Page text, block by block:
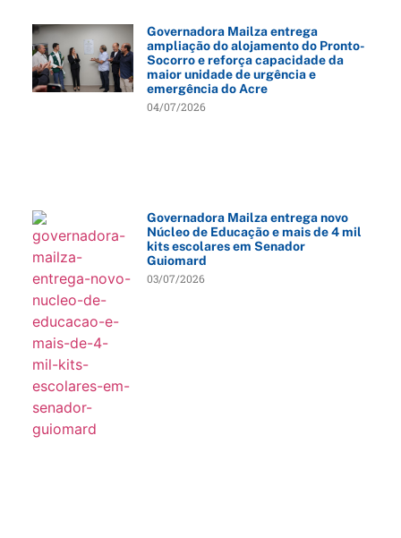
Governadora Mailza entrega
ampliação do alojamento do Pronto-
Socorro e reforça capacidade da
maior unidade de urgência e
emergência do Acre
04/07/2026
Governadora Mailza entrega novo
Núcleo de Educação e mais de 4 mil
kits escolares em Senador
Guiomard
03/07/2026